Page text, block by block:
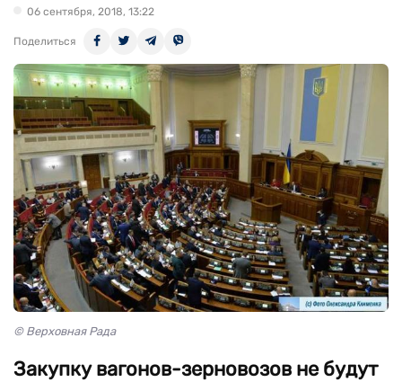
06 сентября, 2018, 13:22
Поделиться
© Верховная Рада
Закупку вагонов-зерновозов не будут